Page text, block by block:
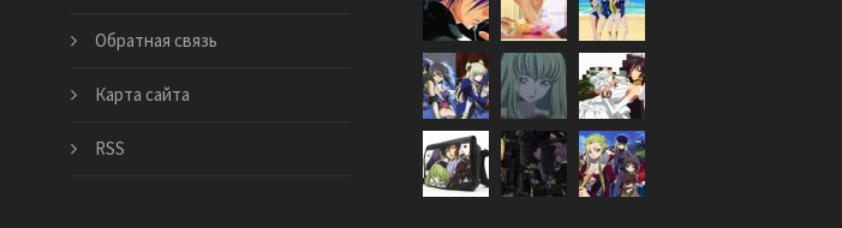
Обратная связь
Карта сайта
RSS